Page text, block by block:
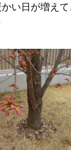
い日が増え